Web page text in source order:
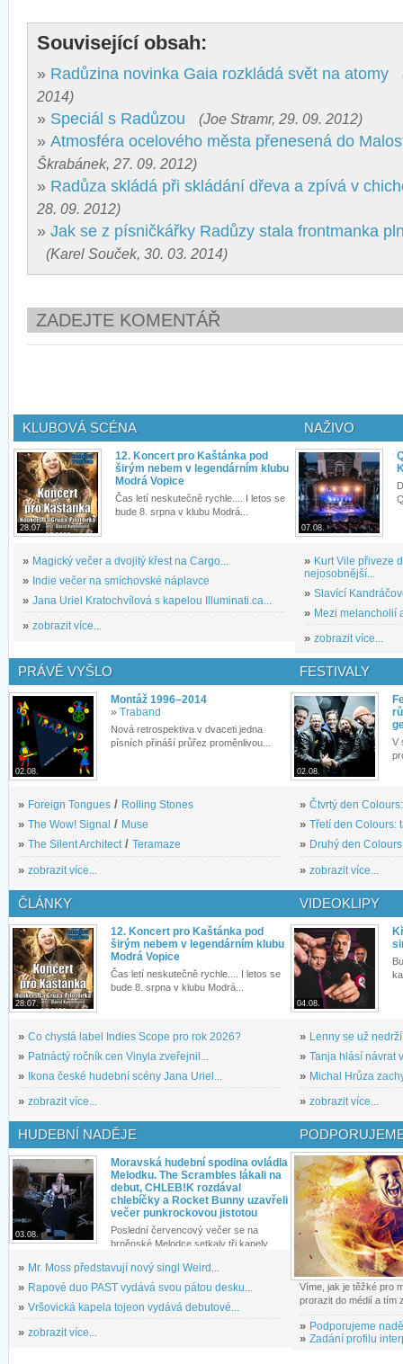
Související obsah:
» Radůzina novinka Gaia rozkládá svět na atomy
2014)
» Speciál s Radůzou (Joe Stramr, 29. 09. 2012)
» Atmosféra ocelového města přenesená do
Škrabánek, 27. 09. 2012)
» Radůza skládá při skládání dřeva a zpívá v
28. 09. 2012)
» Jak se z písničkářky Radůzy stala frontmanka
(Karel Souček, 30. 03. 2014)
ZADEJTE KOMENTÁŘ
KLUBOVÁ SCÉNA
28.07.
12. Koncert pro Kaštánka pod
širým nebem v legendárním klubu
Modrá Vopice
Čas letí neskutečně rychle.... I letos se
bude 8. srpna v klubu Modrá...
» Magický večer a dvojitý křest na Cargo...
» Indie večer na smíchovské náplavce
» Jana Uriel Kratochvílová s kapelou Illuminati.ca...
» zobrazit více...
NAŽIVO
07.08.
» Kurt Vile přiveze
nejosobnější...
» Slavící
» Mezi melancholií
» zobrazit více...
PRÁVĚ VYŠLO
02.08.
Montáž 1996–2014
» Traband
Nová retrospektiva v dvaceti jedna
písních přináší průřez proměnlivou...
» Foreign Tongues / Rolling Stones
» The Wow! Signal / Muse
» The Silent Architect/ Teramaze
» zobrazit více...
FESTIVALY
02.08.
V
» Čtvrtý den
» Třetí den Colours:
» Druhý den
» zobrazit více...
ČLÁNKY
28.07.
12. Koncert pro Kaštánka pod
širým nebem v legendárním klubu
Modrá Vopice
Čas letí neskutečně rychle.... I letos se
bude 8. srpna v klubu Modrá...
» Co chystá label Indies Scope pro rok 2026?
» Patnáctý ročník cen Vinyla zveřejnil...
» Ikona české hudební scény Jana Uriel...
» zobrazit více...
VIDEOKLIPY
04.08.
» Lenny se už
» Tanja hlásí návrat
» Michal Hrůza
» zobrazit více...
HUDEBNÍ NADĚJE
03.08.
Moravská hudební spodina ovládla
Melodku. The Scrambles lákali na
debut, CHLEB!K rozdával
chlebíčky a Rocket Bunny uzavřeli
večer punkrockovou jistotou
Poslední červencový večer se na
brněnské Melodce setkaly tři kapely...
» Mr. Moss představují nový singl Weird...
» Rapové duo PAST vydává svou pátou desku...
» Vršovická kapela tojeon vydává debutové...
» zobrazit více...
Víme, jak je těžké pro
prorazit do médií a tím
» Podporujeme
» Zadání profilu